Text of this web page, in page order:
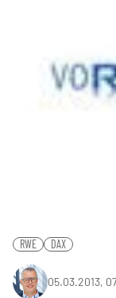
RWE DAX
05.03.2013,